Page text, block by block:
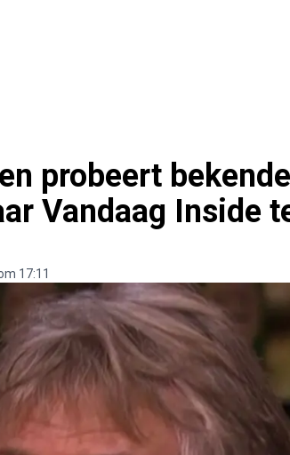
probeert bekende
Vandaag Inside
17:11